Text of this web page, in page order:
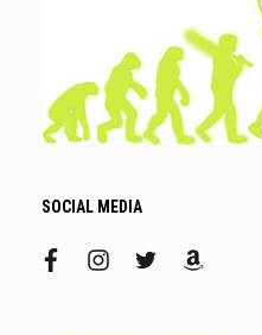
SOCIAL MEDIA
facebookinstagram
twitteramazon